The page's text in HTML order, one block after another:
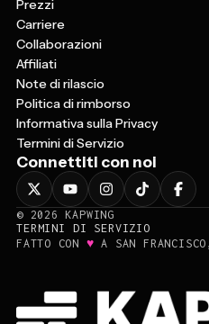
Prezzi
Carriere
Collaborazioni
Affiliati
Note di rilascio
Politica di rimborso
Informativa sulla Privacy
Termini di Servizio
Connettiti con noi
© 2026
KAPWING
TERMINI DI SERVIZIO
FATTO CON ♥ A SAN